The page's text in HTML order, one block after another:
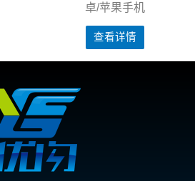
卓/苹果手机
查看详情